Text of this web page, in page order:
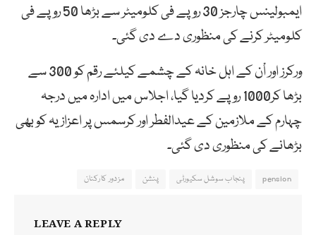
ایمبولینس چارجز 30 روپے فی کلومیٹر سے بڑھا 50 روپے فی
کلومیٹر کرنے کی منظوری دے دی گئی۔
ورکرز اور اْن کے اہل خانہ کے چشمے کیلئے رقم کو 300 سے
بڑھا کر1000 روپے کردیا گیا، اجلاس میں ادارہ میں درجہ
چہارم کے ملازمین کے عیدالفطر اور کرسمس پر اعزازیہ کو بھی
بڑھانے کی منظوری دی گئی۔
pension پنجاب سوشل سکیورٹی پنشن مزدور کارکنان
LEAVE A REPLY